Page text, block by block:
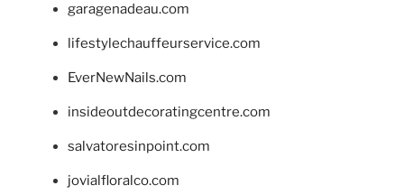
garagenadeau.com
lifestylechauffeurservice.com
EverNewNails.com
insideoutdecoratingcentre.com
salvatoresinpoint.com
jovialfloralco.com